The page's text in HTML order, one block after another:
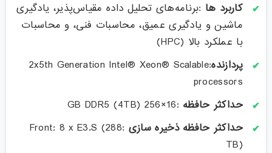
کاربرد ها :برنامه‌های تحلیل داده مقیاس‌پذیر، یادگیری
ماشین و یادگیری عمیق، محاسبات فنی، و محاسبات
با عملکرد بالا (HPC)
پردازنده:2x5th Generation Intel® Xeon® Scalable
processors
حداکثر حافظه :16×256 GB DDR5 (4TB)
حداکثر حافظه ذخیره سازی :Front: 8 x E3.S (288
TB)